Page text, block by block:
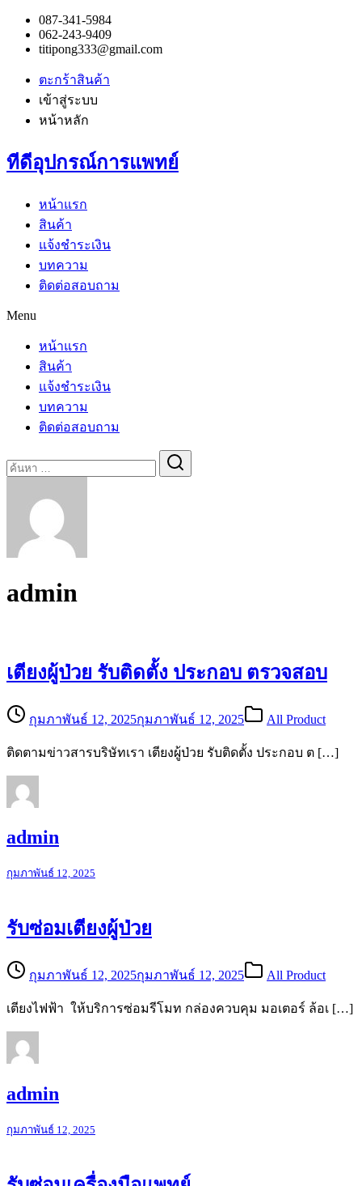
087-341-5984
062-243-9409
titipong333@gmail.com
ตะกร้าสินค้า
เข้าสู่ระบบ
หน้าหลัก
ทีดีอุปกรณ์การแพทย์
หน้าแรก
สินค้า
แจ้งชำระเงิน
บทความ
ติดต่อสอบถาม
Menu
หน้าแรก
สินค้า
แจ้งชำระเงิน
บทความ
ติดต่อสอบถาม
for:
admin
เตียงผู้ป่วย รับติดตั้ง ประกอบ ตรวจสอบ
กุมภาพันธ์ 12, 2025กุมภาพันธ์ 12, 2025 All Product
ติดตามข่าวสารบริษัทเรา เตียงผู้ป่วย รับติดตั้ง ประกอบ ต […]
admin
กุมภาพันธ์ 12, 2025
รับซ่อมเตียงผู้ป่วย
กุมภาพันธ์ 12, 2025กุมภาพันธ์ 12, 2025 All Product
เตียงไฟฟ้า ให้บริการซ่อมรีโมท กล่องควบคุม มอเตอร์ ล้อเ […]
admin
กุมภาพันธ์ 12, 2025